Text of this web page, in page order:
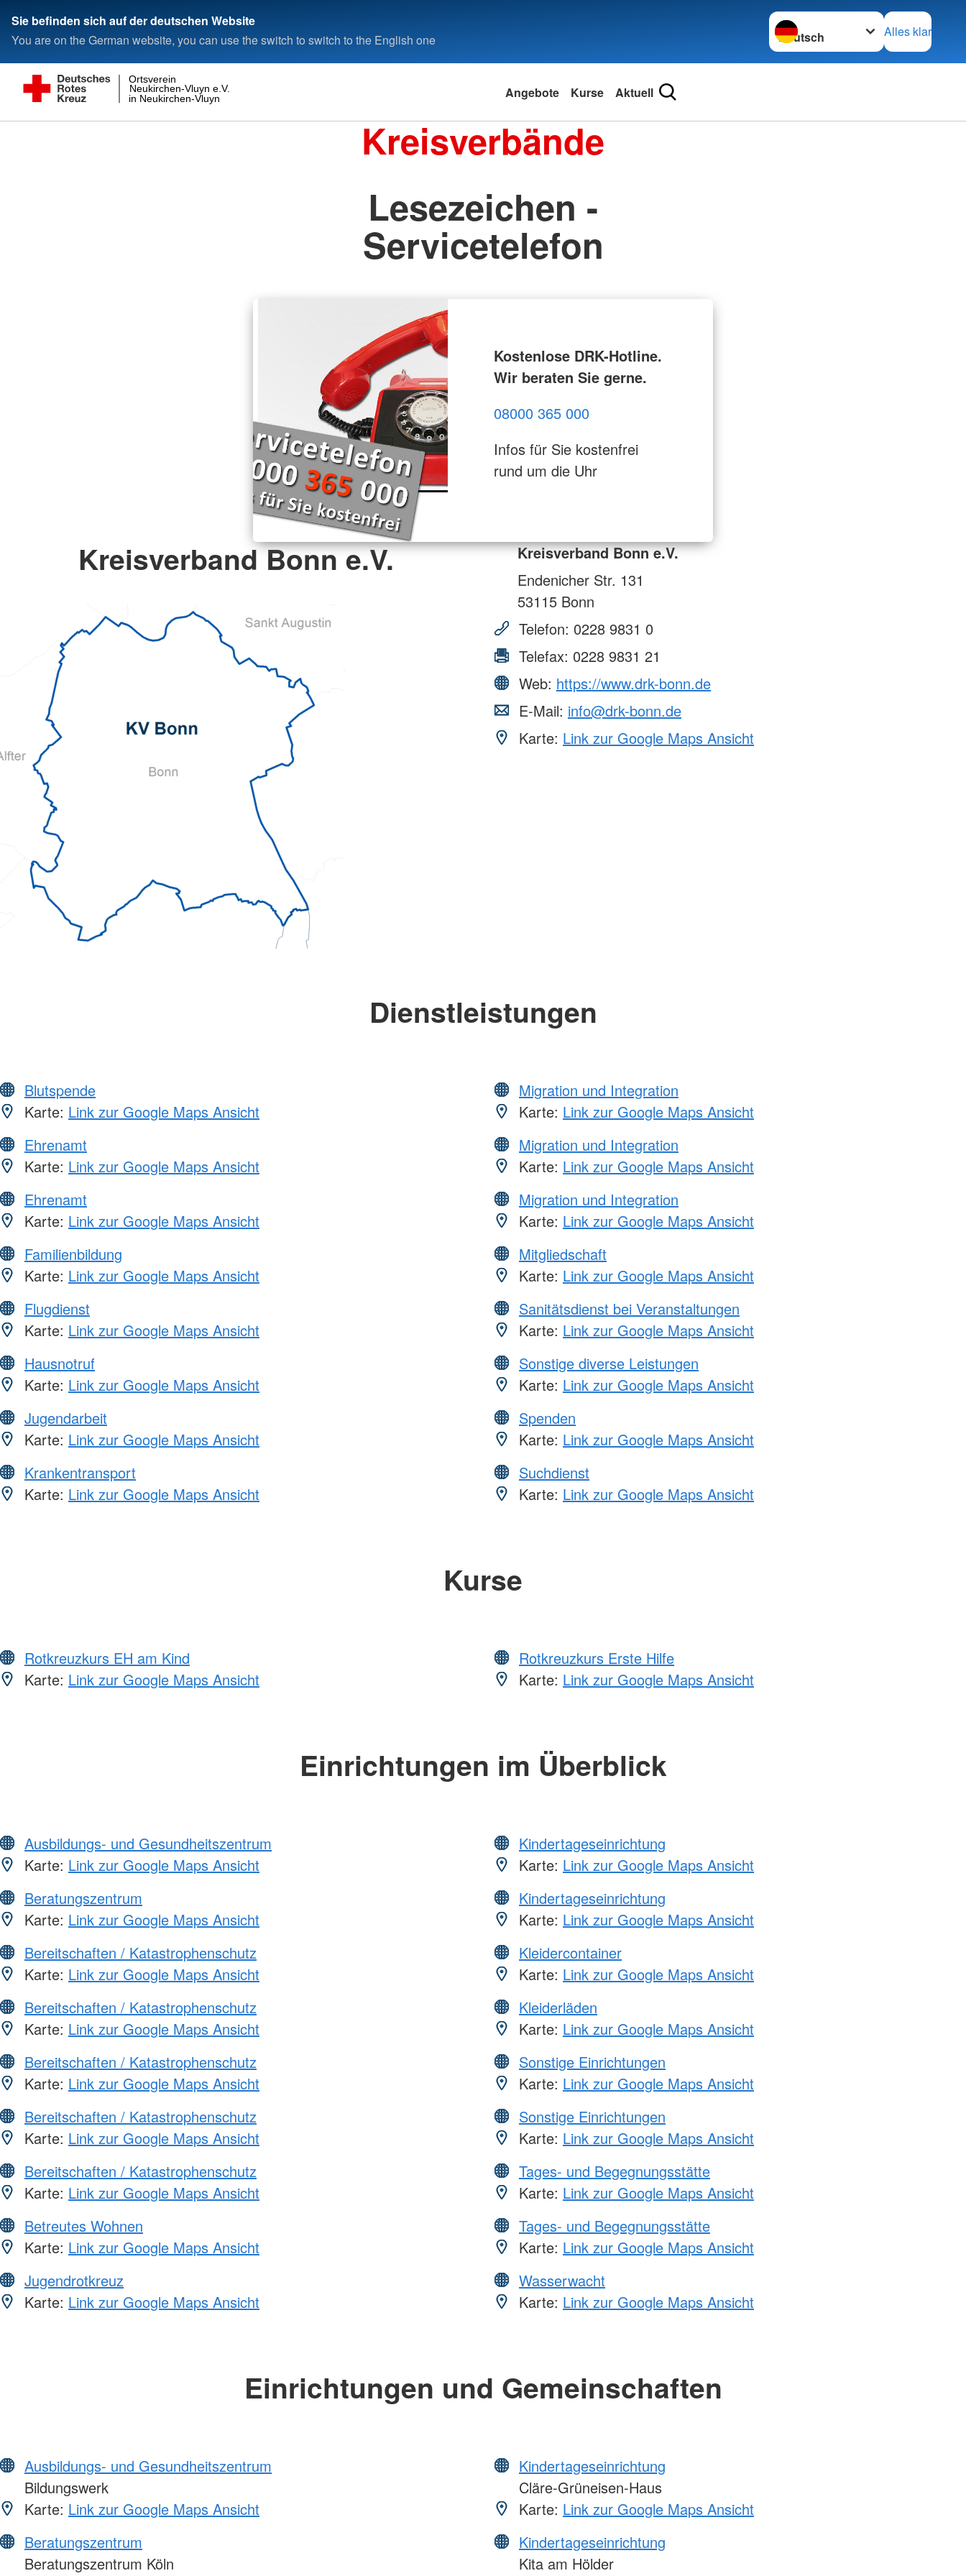
Sie befinden sich auf der deutschen Website
You are on the German website, you can use the switch to switch to the English one
Sprache wechseln zu
Alles klar
in Neukirchen-Vluyn
Neukirchen-Vluyn e.V.
Ortsverein
Angebote Kurse Aktuell
Kreisverbände
Lesezeichen -
Servicetelefon
Kostenlose DRK-Hotline.
Wir beraten Sie gerne.
08000 365 000
Infos für Sie kostenfrei
rund um die Uhr
Kreisverband Bonn e.V.
Kreisverband Bonn e.V.
Endenicher Str. 131
53115 Bonn
Telefon: 0228 9831 0
Telefax: 0228 9831 21
Web: https://www.drk-bonn.de
E-Mail: info@drk-bonn.de
Karte: Link zur Google Maps Ansicht
Dienstleistungen
Blutspende
Karte: Link zur Google Maps Ansicht
Ehrenamt
Karte: Link zur Google Maps Ansicht
Ehrenamt
Karte: Link zur Google Maps Ansicht
Familienbildung
Karte: Link zur Google Maps Ansicht
Flugdienst
Karte: Link zur Google Maps Ansicht
Hausnotruf
Karte: Link zur Google Maps Ansicht
Jugendarbeit
Karte: Link zur Google Maps Ansicht
Krankentransport
Karte: Link zur Google Maps Ansicht
Migration und Integration
Karte: Link zur Google Maps Ansicht
Migration und Integration
Karte: Link zur Google Maps Ansicht
Migration und Integration
Karte: Link zur Google Maps Ansicht
Mitgliedschaft
Karte: Link zur Google Maps Ansicht
Sanitätsdienst bei Veranstaltungen
Karte: Link zur Google Maps Ansicht
Sonstige diverse Leistungen
Karte: Link zur Google Maps Ansicht
Spenden
Karte: Link zur Google Maps Ansicht
Suchdienst
Karte: Link zur Google Maps Ansicht
Kurse
Rotkreuzkurs EH am Kind
Karte: Link zur Google Maps Ansicht
Rotkreuzkurs Erste Hilfe
Karte: Link zur Google Maps Ansicht
Einrichtungen im Überblick
Ausbildungs- und Gesundheitszentrum
Karte: Link zur Google Maps Ansicht
Beratungszentrum
Karte: Link zur Google Maps Ansicht
Bereitschaften / Katastrophenschutz
Karte: Link zur Google Maps Ansicht
Bereitschaften / Katastrophenschutz
Karte: Link zur Google Maps Ansicht
Bereitschaften / Katastrophenschutz
Karte: Link zur Google Maps Ansicht
Bereitschaften / Katastrophenschutz
Karte: Link zur Google Maps Ansicht
Bereitschaften / Katastrophenschutz
Karte: Link zur Google Maps Ansicht
Betreutes Wohnen
Karte: Link zur Google Maps Ansicht
Jugendrotkreuz
Karte: Link zur Google Maps Ansicht
Kindertageseinrichtung
Karte: Link zur Google Maps Ansicht
Kindertageseinrichtung
Karte: Link zur Google Maps Ansicht
Kleidercontainer
Karte: Link zur Google Maps Ansicht
Kleiderläden
Karte: Link zur Google Maps Ansicht
Sonstige Einrichtungen
Karte: Link zur Google Maps Ansicht
Sonstige Einrichtungen
Karte: Link zur Google Maps Ansicht
Tages- und Begegnungsstätte
Karte: Link zur Google Maps Ansicht
Tages- und Begegnungsstätte
Karte: Link zur Google Maps Ansicht
Wasserwacht
Karte: Link zur Google Maps Ansicht
Einrichtungen und Gemeinschaften
Ausbildungs- und Gesundheitszentrum
Bildungswerk
Karte: Link zur Google Maps Ansicht
Beratungszentrum
Beratungszentrum Köln
Kindertageseinrichtung
Cläre-Grüneisen-Haus
Karte: Link zur Google Maps Ansicht
Kindertageseinrichtung
Kita am Hölder